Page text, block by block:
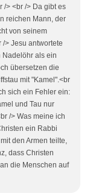
/> <br /> Da gibt es
reichen Mann, der
von seinem
/> Jesu antwortete
Nadelöhr als ein
übersetzen die
mit "Kamel".<br
sich ein Fehler ein:
und Tau nur
/> Was meine ich
ein Rabbi
den Armen teilte,
dass Christen
die Menschen auf